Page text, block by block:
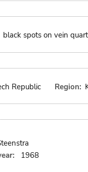
black spots on vein
Republic Region:
1968